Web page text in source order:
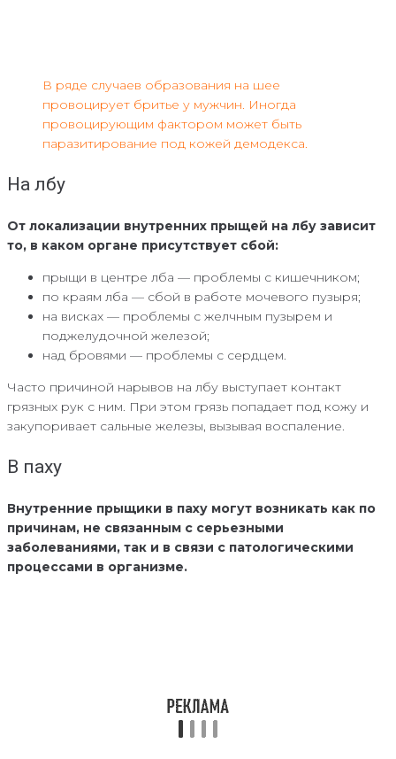
В ряде случаев образования на шее
провоцирует бритье у мужчин. Иногда
провоцирующим фактором может быть
паразитирование под кожей демодекса.
На лбу
От локализации внутренних прыщей на лбу зависит
то, в каком органе присутствует сбой:
прыщи в центре лба — проблемы с кишечником;
по краям лба — сбой в работе мочевого пузыря;
на висках — проблемы с желчным пузырем и
поджелудочной железой;
над бровями — проблемы с сердцем.
Часто причиной нарывов на лбу выступает контакт
грязных рук с ним. При этом грязь попадает под кожу и
закупоривает сальные железы, вызывая воспаление.
В паху
Внутренние прыщики в паху могут возникать как по
причинам, не связанным с серьезными
заболеваниями, так и в связи с патологическими
процессами в организме.